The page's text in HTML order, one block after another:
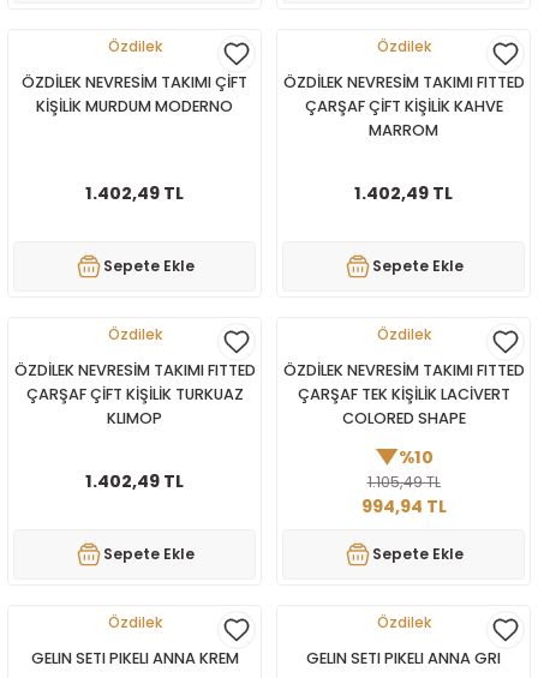
Özdilek
ÖZDİLEK NEVRESİM TAKIMI ÇİFT
KİŞİLİK MURDUM MODERNO
1.402,49 TL
Sepete Ekle
Özdilek
ÖZDİLEK NEVRESİM TAKIMI FITTED
ÇARŞAF ÇİFT KİŞİLİK KAHVE
MARROM
1.402,49 TL
Sepete Ekle
Özdilek
ÖZDİLEK NEVRESİM TAKIMI FITTED
ÇARŞAF ÇİFT KİŞİLİK TURKUAZ
KLIMOP
1.402,49 TL
Sepete Ekle
Özdilek
ÖZDİLEK NEVRESİM TAKIMI FITTED
ÇARŞAF TEK KİŞİLİK LACİVERT
COLORED SHAPE
%10
1.105,49 TL
994,94 TL
Sepete Ekle
Özdilek
GELIN SETI PIKELI ANNA KREM
Özdilek
GELIN SETI PIKELI ANNA GRI